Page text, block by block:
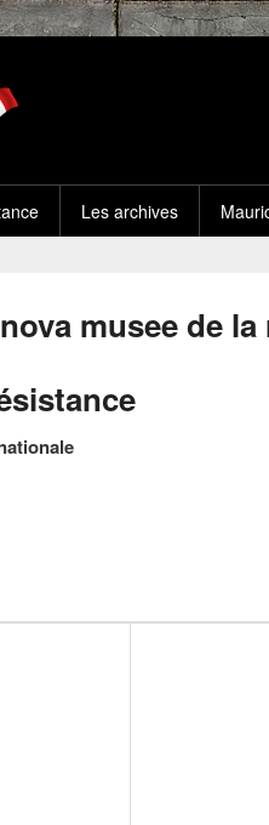
Les archives
musee de